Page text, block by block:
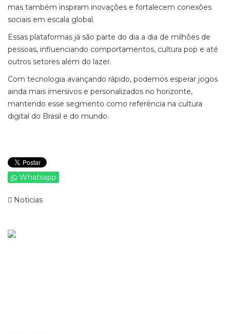
mas também inspiram inovações e fortalecem conexões
sociais em escala global.
Essas plataformas já são parte do dia a dia de milhões de
pessoas, influenciando comportamentos, cultura pop e até
outros setores além do lazer.
Com tecnologia avançando rápido, podemos esperar jogos
ainda mais imersivos e personalizados no horizonte,
mantendo esse segmento como referência na cultura
digital do Brasil e do mundo.
Whatsapp
Noticias